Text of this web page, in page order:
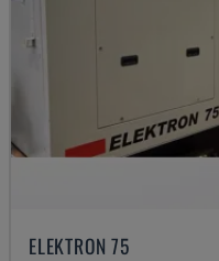
ELEKTRON 75